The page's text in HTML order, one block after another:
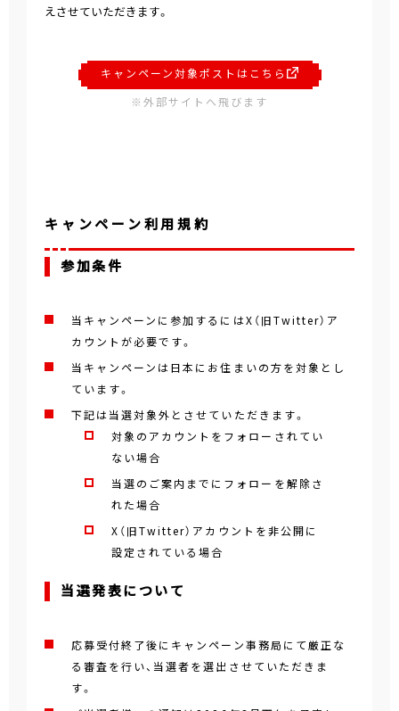
えさせていただきます。
キャンペーン対象ポストはこちら
※外部サイトへ飛びます
キャンペーン利用規約
参加条件
当キャンペーンに参加するにはX（旧Twitter）ア
カウントが必要です。
当キャンペーンは日本にお住まいの方を対象とし
ています。
下記は当選対象外とさせていただきます。
対象のアカウントをフォローされてい
ない場合
当選のご案内までにフォローを解除さ
れた場合
X（旧Twitter）アカウントを非公開に
設定されている場合
当選発表について
応募受付終了後にキャンペーン事務局にて厳正な
る審査を行い、当選者を選出させていただきま
す。